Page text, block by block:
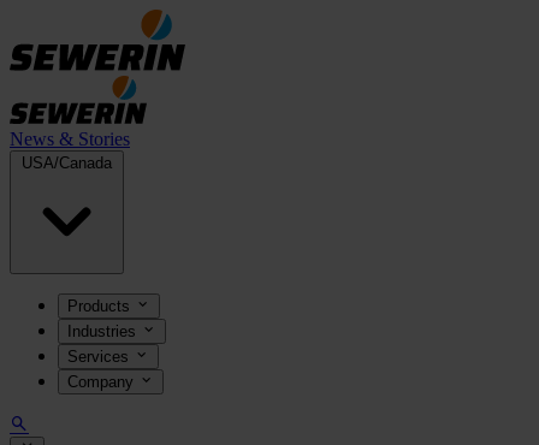
News & Stories
USA/Canada
Products
Industries
Services
Company